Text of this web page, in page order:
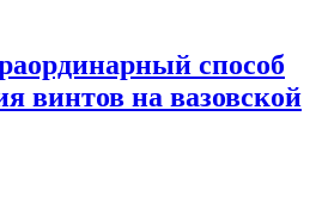
способ
винтов на вазовской